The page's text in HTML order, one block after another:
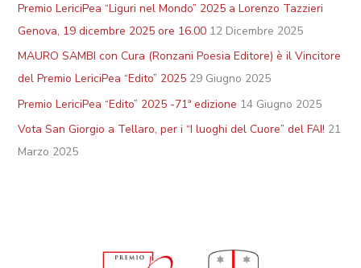
Premio LericiPea “Liguri nel Mondo” 2025 a Lorenzo Tazzieri
Genova, 19 dicembre 2025 ore 16.00 12 Dicembre 2025
MAURO SAMBI con Cura (Ronzani Poesia Editore) è il Vincitore
del Premio LericiPea “Edito” 2025 29 Giugno 2025
Premio LericiPea “Edito” 2025 -71ª edizione 14 Giugno 2025
Vota San Giorgio a Tellaro, per i “I luoghi del Cuore” del FAI! 21
Marzo 2025